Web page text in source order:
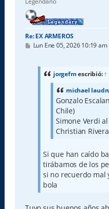
Re: EX ARMEROS
M
Lun Ene 05, 2026 10:19 am
jorgefmescribió:↑
michael
Gonzalo
Chile)
Simone Verdi
Christian
Si que han caído
tirábamos de los
si no recuerdo mal
bola